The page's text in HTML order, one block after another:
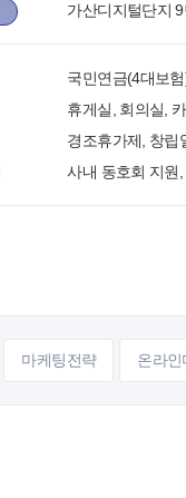
가산디지털단지
국민연금(4대보
휴게실, 회의실,
경조휴가제, 창립
사내 동호회 지원
마케팅전략 온라인